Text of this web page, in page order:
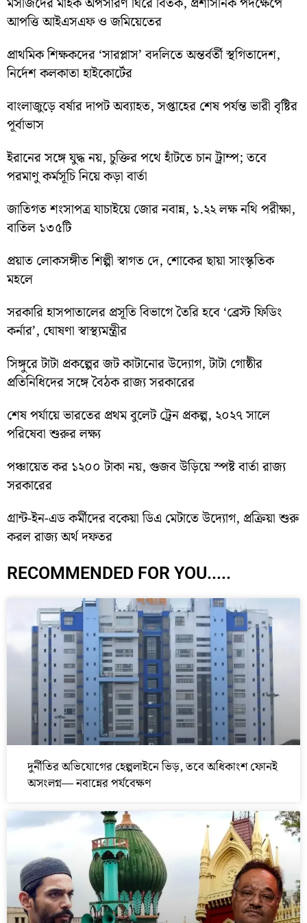
আপত্তি আইএসএফ ও জমিয়েতের
প্রাথমিক শিক্ষকদের ‘সারপ্লাস’ বদলিতে অন্তর্বর্তী স্থগিতাদেশ,
নির্দেশ কলকাতা হাইকোর্টের
বাংলাজুড়ে বর্ষার দাপট অব্যাহত, সপ্তাহের শেষ পর্যন্ত ভারী বৃষ্টির
পূর্বাভাস
ইরানের সঙ্গে যুদ্ধ নয়, চুক্তির পথে হাঁটতে চান ট্রাম্প; তবে
পরমাণু কর্মসূচি নিয়ে কড়া বার্তা
জাতিগত শংসাপত্র যাচাইয়ে জোর নবান্ন, ১.২২ লক্ষ নথি পরীক্ষা,
বাতিল ১৩৫টি
প্রয়াত লোকসঙ্গীত শিল্পী স্বাগত দে, শোকের ছায়া সাংস্কৃতিক
মহলে
সরকারি হাসপাতালের প্রসূতি বিভাগে তৈরি হবে ‘ব্রেস্ট ফিডিং
কর্নার’, ঘোষণা স্বাস্থ্যমন্ত্রীর
সিঙ্গুরে টাটা প্রকল্পের জট কাটানোর উদ্যোগ, টাটা গোষ্ঠীর
প্রতিনিধিদের সঙ্গে বৈঠক রাজ্য সরকারের
শেষ পর্যায়ে ভারতের প্রথম বুলেট ট্রেন প্রকল্প, ২০২৭ সালে
পরিষেবা শুরুর লক্ষ্য
পঞ্চায়েত কর ১২০০ টাকা নয়, গুজব উড়িয়ে স্পষ্ট বার্তা রাজ্য
সরকারের
গ্রান্ট-ইন-এড কর্মীদের বকেয়া ডিএ মেটাতে উদ্যোগ, প্রক্রিয়া শুরু
করল রাজ্য অর্থ দফতর
RECOMMENDED FOR YOU.....
দুর্নীতির অভিযোগের হেল্পলাইনে ভিড়, তবে অধিকাংশ ফোনই
অসংলগ্ন— নবান্নের পর্যবেক্ষণ